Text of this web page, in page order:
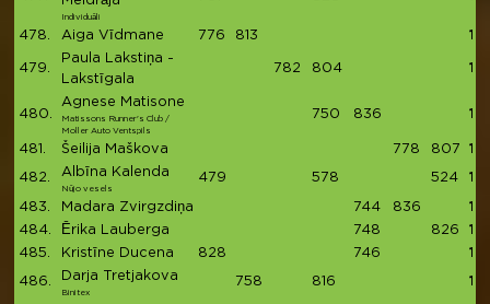
Individuāli
478. Aiga Vīdmane 776 813
479.
Paula Lakstiņa -
Lakstīgala
782 804
480.
Agnese Matisone
Matissons Runner's Club /
Moller Auto Ventspils
750 836
481. Šeilija Maškova 778 807
482. Albīna Kalenda
Nūjo vesels
479 578 524
483. Madara Zvirgzdiņa 744 836
484.
Ērika Lauberga 748 826
485.
Kristīne Ducena 828 746
486. Darja Tretjakova
Binitex
758 816